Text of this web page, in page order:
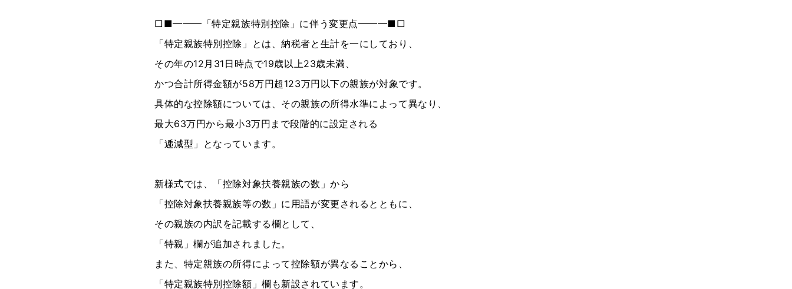
□■━━━「特定親族特別控除」に伴う変更点━━━■□
「特定親族特別控除」とは、納税者と生計を一にしており、
その年の12月31日時点で19歳以上23歳未満、
かつ合計所得金額が58万円超123万円以下の親族が対象です。
具体的な控除額については、その親族の所得水準によって異なり、
最大63万円から最小3万円まで段階的に設定される
「逓減型」となっています。
新様式では、「控除対象扶養親族の数」から
「控除対象扶養親族等の数」に用語が変更されるとともに、
その親族の内訳を記載する欄として、
「特親」欄が追加されました。
また、特定親族の所得によって控除額が異なることから、
「特定親族特別控除額」欄も新設されています。